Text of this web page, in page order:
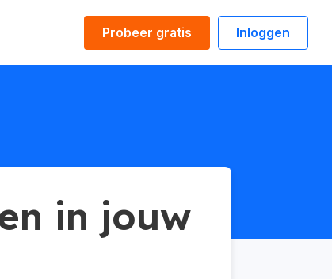
Probeer gratis Inloggen
in jouw